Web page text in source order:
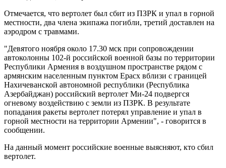
Отмечается, что вертолет был сбит из ПЗРК и упал в горной
местности, два члена экипажа погибли, третий доставлен на
аэродром с травмами.
"Девятого ноября около 17.30 мск при сопровождении
автоколонны 102-й российской военной базы по территории
Республики Армения в воздушном пространстве рядом с
армянским населенным пунктом Ерасх вблизи с границей
Нахичеванской автономной республики (Республика
Азербайджан) российский вертолет Ми-24 подвергся
огневому воздействию с земли из ПЗРК. В результате
попадания ракеты вертолет потерял управление и упал в
горной местности на территории Армении", - говорится в
сообщении.
На данный момент российские военные выясняют, кто сбил
вертолет.